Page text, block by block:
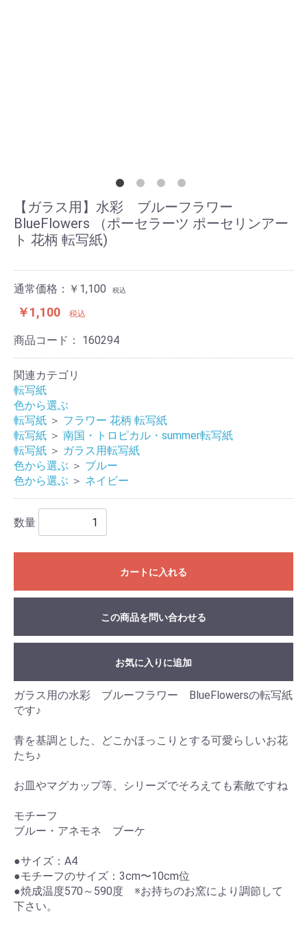
【ガラス用】水彩 ブルーフラワー
BlueFlowers （ポーセラーツ ポーセリンアー
ト 花柄 転写紙)
通常価格：￥1,100 税込
￥1,100 税込
商品コード： 160294
関連カテゴリ
転写紙
色から選ぶ
転写紙 ＞ フラワー 花柄 転写紙
転写紙 ＞ 南国・トロピカル・summer転写紙
転写紙 ＞ ガラス用転写紙
色から選ぶ ＞ ブルー
色から選ぶ ＞ ネイビー
数量
カートに入れる
この商品を問い合わせる
お気に入りに追加
ガラス用の水彩 ブルーフラワー BlueFlowersの転写紙
です♪
青を基調とした、どこかほっこりとする可愛らしいお花
たち♪
お皿やマグカップ等、シリーズでそろえても素敵ですね
モチーフ
ブルー・アネモネ ブーケ
●サイズ：A4
●モチーフのサイズ：3cm〜10cm位
●焼成温度570～590度 ※お持ちのお窯により調節して
下さい。